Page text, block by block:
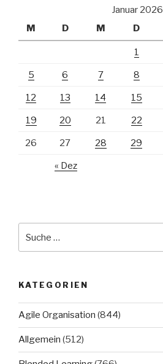
Januar 2026
M
D M D
1
5 6 7 8
12 13 14 15
19 20 21 22
26 27 28 29
« Dez
nach:
KATEGORIEN
Agile Organisation (844)
Allgemein (512)